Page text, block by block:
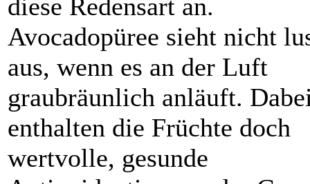
diese Redensart an.
Avocadopüree sieht nicht
aus, wenn es an der Luft
graubräunlich anläuft.
enthalten die Früchte doch
wertvolle, gesunde